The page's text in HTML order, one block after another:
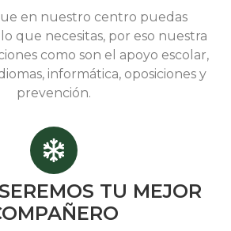
en nuestro centro puedas
que necesitas, por eso nuestra
como son el apoyo escolar,
informática, oposiciones y
prevención.
TU MEJOR